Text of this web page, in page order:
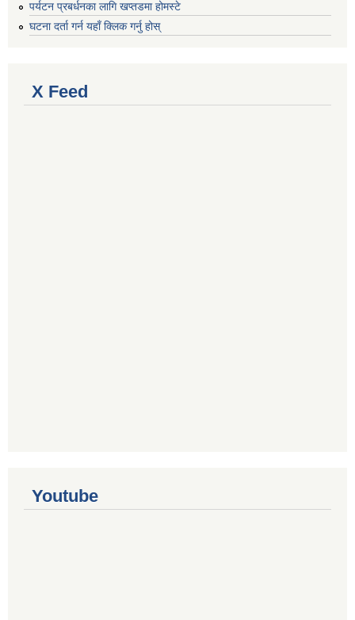
पर्यटन प्रबर्धनका लागि खप्तडमा होमस्टे
घटना दर्ता गर्न यहाँ क्लिक गर्नु होस्
X Feed
Youtube